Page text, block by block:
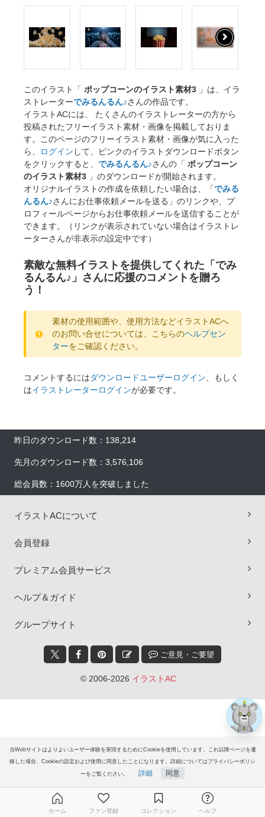
当Webサイトはよりよいユーザー体験を実現するためにCookieを使用しています。これ以降ページを遷
移した場合、Cookieの設定および使用に同意したことになります。詳細についてはプライバシーポリシ
ーをご覧ください。 詳細 同意
このイラスト「 ポップコーンのイラスト素材3 」は、イラ
ストレーターでみるんるん♪さんの作品です。
イラストACには、 たくさんのイラストレーターの方から
投稿されたフリーイラスト素材・画像を掲載しておりま
す。このページのフリーイラスト素材・画像が気に入った
ら、
ログイン して、ピンクのイラストダウンロードボタン
をクリックすると、 でみるんるん♪さんの「 ポップコーン
のイラスト素材3 」のダウンロードが開始されます。
オリジナルイラストの作成を依頼したい場合は、「でみる
んるん♪さんにお仕事依頼メールを送る」のリンクや、プ
ロフィールページからお仕事依頼メールを送信することが
できます。（リンクが表示されていない場合はイラストレ
ーターさんが非表示の設定中です）
素敵な無料イラストを提供してくれた「でみ
るんるん♪」さんに応援のコメントを贈ろ
う！
素材の使用範囲や、使用方法などイラストACへ
のお問い合せについては、こちらのヘルプセン
ターをご確認ください。
コメントするにはダウンロードユーザーログイン、もしく
はイラストレーターログインが必要です。
昨日のダウンロード数：138,214
先月のダウンロード数：3,576,106
総会員数：1600万人を突破しました
イラストACについて
会員登録
プレミアム会員サービス
ヘルプ＆ガイド
グループサイト
ご意見・ご要望
© 2006-2026 イラストAC
ホーム ファン登録 コレクション ヘルプ